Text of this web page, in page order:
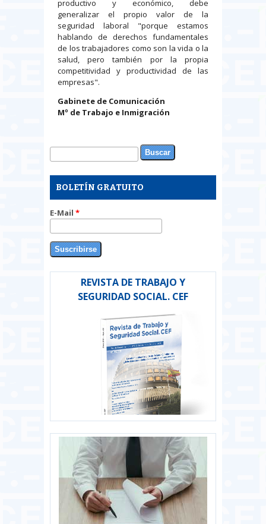
productivo y económico, debe
generalizar el propio valor de la
seguridad laboral "porque estamos
hablando de derechos fundamentales
de los trabajadores como son la vida o la
salud, pero también por la propia
competitividad y productividad de las
empresas".
Gabinete de Comunicación
Mº de Trabajo e Inmigración
Formulario de búsqueda
Buscar
BOLETÍN GRATUITO
E-Mail *
REVISTA DE TRABAJO Y
SEGURIDAD SOCIAL. CEF